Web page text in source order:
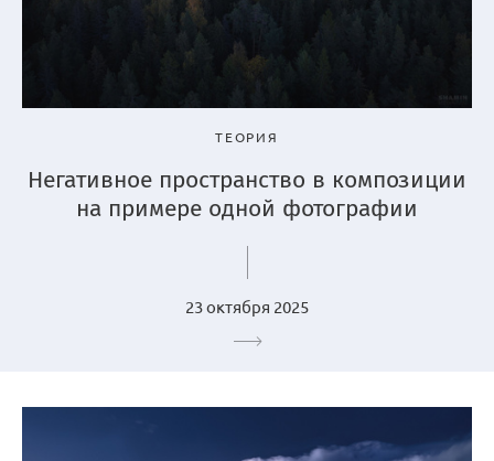
ТЕОРИЯ
Негативное пространство в композиции
на примере одной фотографии
23 октября 2025